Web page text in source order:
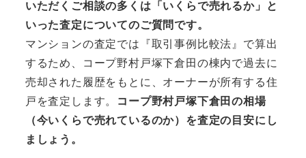
いただくご相談の多くは「いくらで売れるか」と
いった査定についてのご質問です。
マンションの査定では『取引事例比較法』で算出
するため、コープ野村戸塚下倉田の棟内で過去に
売却された履歴をもとに、オーナーが所有する住
戸を査定します。
コープ野村戸塚下倉田の相場
（今いくらで売れているのか）を査定の目安にし
ましょう。